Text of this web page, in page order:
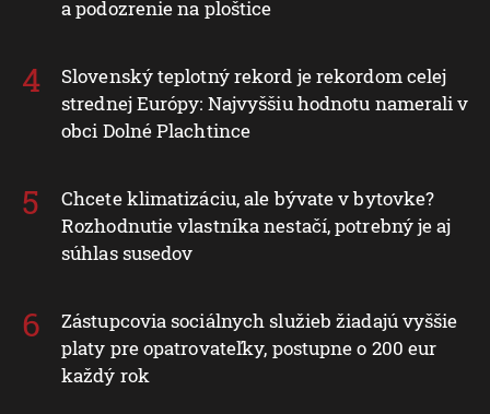
a podozrenie na ploštice
Slovenský teplotný rekord je rekordom celej
strednej Európy: Najvyššiu hodnotu namerali v
obci Dolné Plachtince
Chcete klimatizáciu, ale bývate v bytovke?
Rozhodnutie vlastníka nestačí, potrebný je aj
súhlas susedov
Zástupcovia sociálnych služieb žiadajú vyššie
platy pre opatrovateľky, postupne o 200 eur
každý rok